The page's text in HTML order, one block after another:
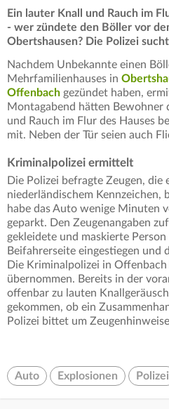
Ein lauter Knall und Rauch im
- wer zündete den Böller vor
Obertshausen? Die Polizei
Nachdem Unbekannte einen
Mehrfamilienhauses in
Offenbach gezündet haben,
Montagabend hätten Bewohner
und Rauch im Flur des Hauses
mit. Neben der Tür seien auch
Kriminalpolizei ermittelt
Die Polizei befragte Zeugen,
niederländischem Kennzeichen,
habe das Auto wenige Minuten
geparkt. Den Zeugenangaben
gekleidete und maskierte
Beifahrerseite eingestiegen und
Die Kriminalpolizei in
übernommen. Bereits in der
offenbar zu lauten
gekommen, ob ein
Polizei bittet um
Auto Explosionen Polizei